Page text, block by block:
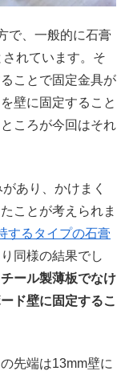
で、一般的に石膏
れています。そ
ことで固定金具が
壁に固定すること
ころが今回はそれ
あり、かけまく
ことが考えられま
するタイプの石膏
同様の結果でし
ール製薄板でなけ
ド壁に固定するこ
先端は13mm壁に